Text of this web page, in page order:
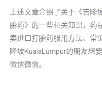
上述文章介绍了关于《吉隆
胎药》的一些相关知识，药
卖进口打胎药服用方法、常
隆坡KualaLumpur的朋友想
微信微信。